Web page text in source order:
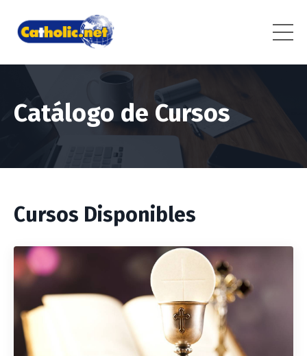
Catálogo de Cursos
Cursos Disponibles